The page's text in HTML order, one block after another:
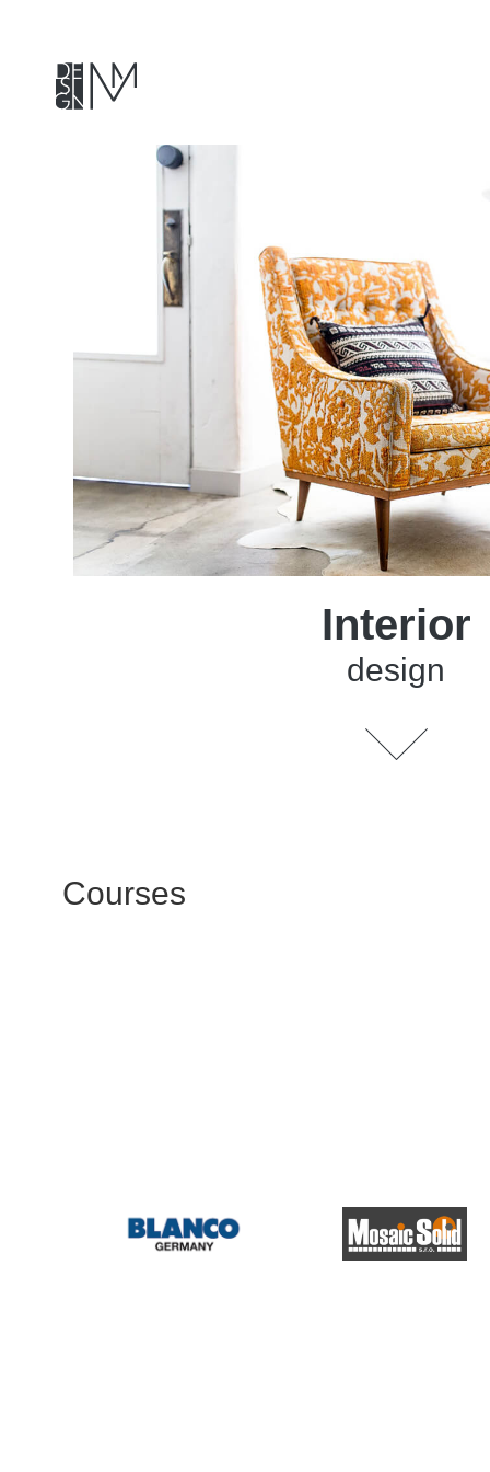
Interior
design
Courses